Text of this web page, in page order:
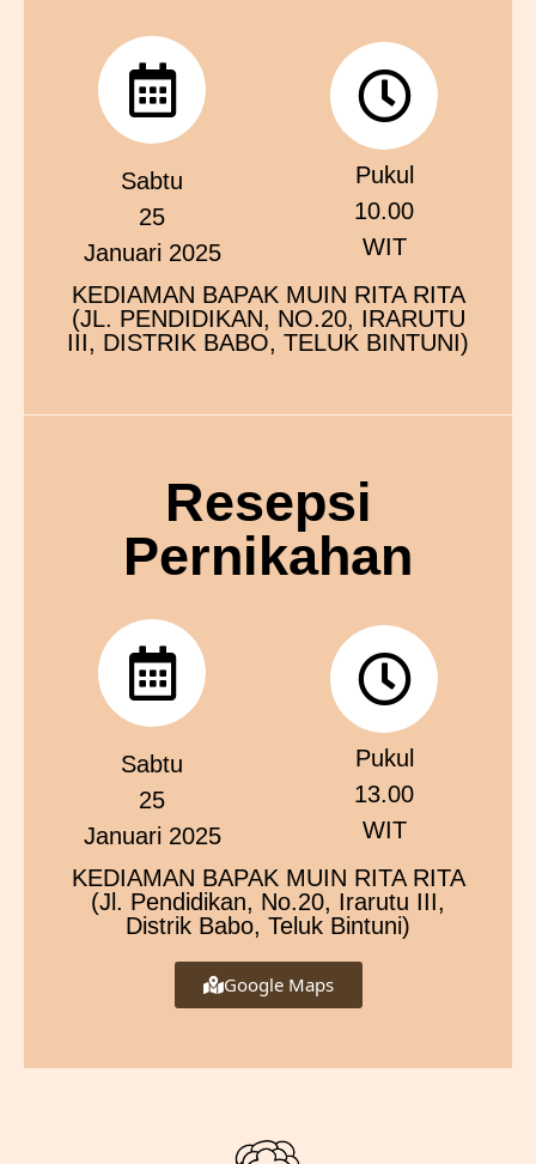
Sabtu
25
Januari 2025
Pukul
10.00
WIT
KEDIAMAN BAPAK MUIN RITA RITA
(JL. PENDIDIKAN, NO.20, IRARUTU
III, DISTRIK BABO, TELUK BINTUNI)
Resepsi
Pernikahan
Sabtu
25
Januari 2025
Pukul
13.00
WIT
KEDIAMAN BAPAK MUIN RITA RITA
(Jl. Pendidikan, No.20, Irarutu III,
Distrik Babo, Teluk Bintuni)
Google Maps